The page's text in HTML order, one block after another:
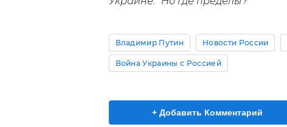
Владимир Путин Новости России
Война Украины с Россией
+ Добавить Комментарий